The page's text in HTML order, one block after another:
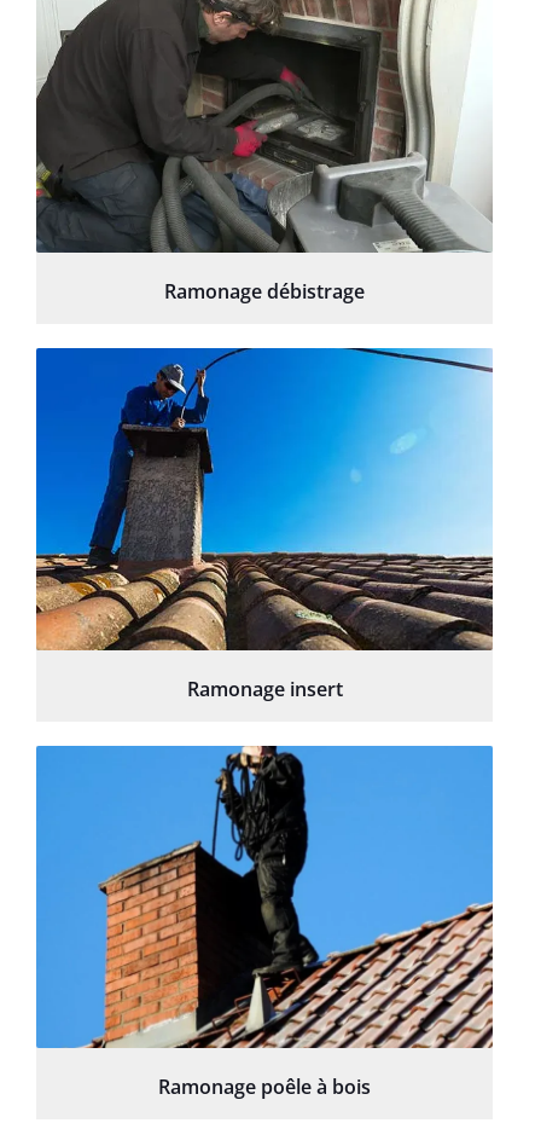
Ramonage débistrage
Ramonage insert
Ramonage poêle à bois